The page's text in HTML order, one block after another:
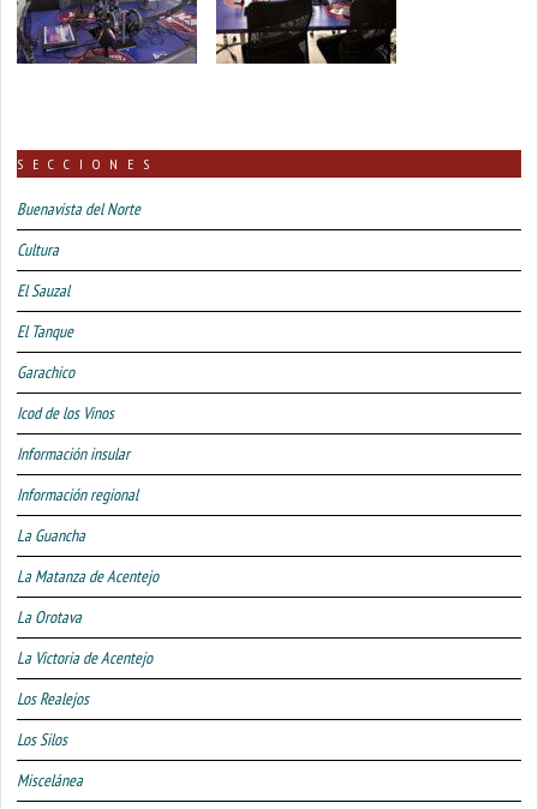
SECCIONES
Buenavista del Norte
Cultura
El Sauzal
El Tanque
Garachico
Icod de los Vinos
Información insular
Información regional
La Guancha
La Matanza de Acentejo
La Orotava
La Victoria de Acentejo
Los Realejos
Los Silos
Miscelánea